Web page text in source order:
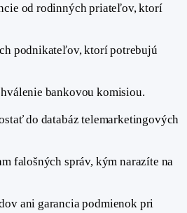
od rodinných priateľov, ktorí
podnikateľov, ktorí potrebujú
bankovou komisiou.
do databáz telemarketingových
falošných správ, kým narazíte na
ani garancia podmienok pri